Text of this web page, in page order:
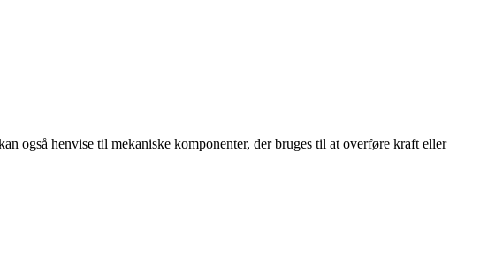
også henvise til mekaniske komponenter, der bruges til at overføre kraft eller